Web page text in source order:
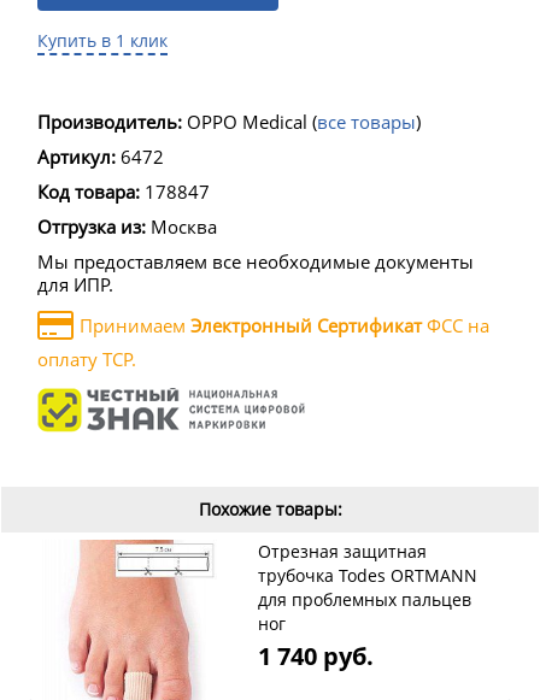
Купить в 1 клик
Производитель: OPPO Medical (все товары)
Артикул: 6472
Код товара: 178847
Отгрузка из: Москва
Мы предоставляем все необходимые документы
для ИПР.
Принимаем Электронный СертификатФСС на
оплату ТСР.
Похожие товары:
Отрезная защитная
трубочка Todes ORTMANN
для проблемных пальцев
ног
1 740 руб.